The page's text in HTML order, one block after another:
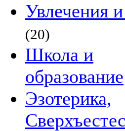
Увлечения
(20)
Школа и
образование
Эзотерика,